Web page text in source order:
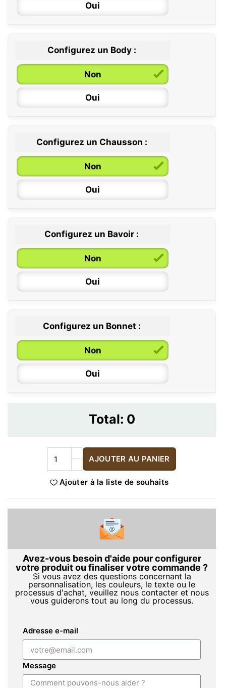
Oui
Configurez un Body :
Non
Oui
0 / 6 mois
6 / 12 mois
12 / 18 mois
Configurez un Chausson :
Non
Oui
Configurez un Bavoir :
Non
Oui
Configurez un Bonnet :
Non
Oui
Total: 0
AJOUTER AU PANIER
Ajouter à la liste de souhaits
Avez-vous besoin d'aide pour configurer
votre produit ou finaliser votre commande ?
Si vous avez des questions concernant la
personnalisation, les couleurs, le texte ou le
processus d'achat, veuillez nous contacter et nous
vous guiderons tout au long du processus.
Adresse e-mail
Message